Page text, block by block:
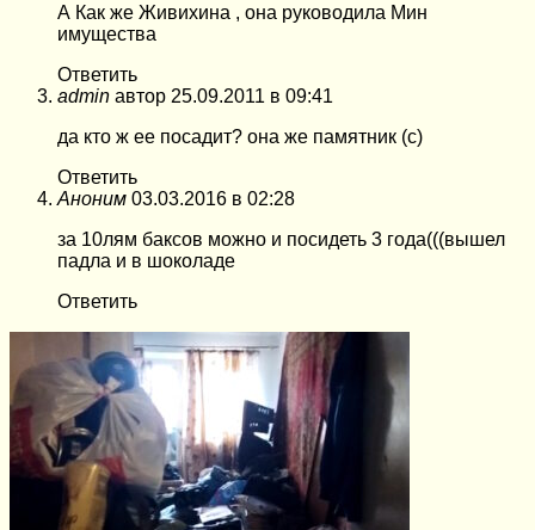
А Как же Живихина , она руководила Мин
имущества
Ответить
admin автор 25.09.2011 в 09:41
да кто ж ее посадит? она же памятник (с)
Ответить
Аноним 03.03.2016 в 02:28
за 10лям баксов можно и посидеть 3 года(((вышел
падла и в шоколаде
Ответить